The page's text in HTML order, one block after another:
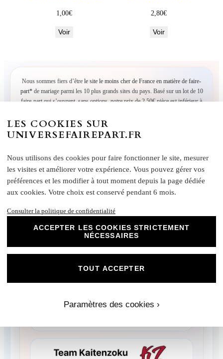
1,00€
Voir
2,80€
Voir
Nous sommes fiers d’être le site le moins cher de France en matière de faire-
part*de mariage parmi les 10 plus grands sites du pays. Basé sur un lot de 10
faire-part qui s’ouvrent, sans options, notre prix de 2,50€ pièce est inférieur à
réductions qu’il y a au panier.
Universe Faire-part ✩
« L’inspiration vient en travaillant, créons l’unique
ensemble… »
de mariage, naissance, baptême et anniversaire en France.
LES COOKIES SUR
UNIVERSEFAIREPART.FR
Nous utilisons des cookies pour faire fonctionner le site, mesurer
les visites et améliorer votre expérience. Vous pouvez gérer vos
préférences et les modifier à tout moment depuis la page dédiée
aux cookies. Votre choix est conservé pendant 6 mois.
Consulter la politique de confidentialité
ACCEPTER LES COOKIES STRICTEMENT
NÉCESSAIRES
Paramètres des cookies ›
TOUT ACCEPTER